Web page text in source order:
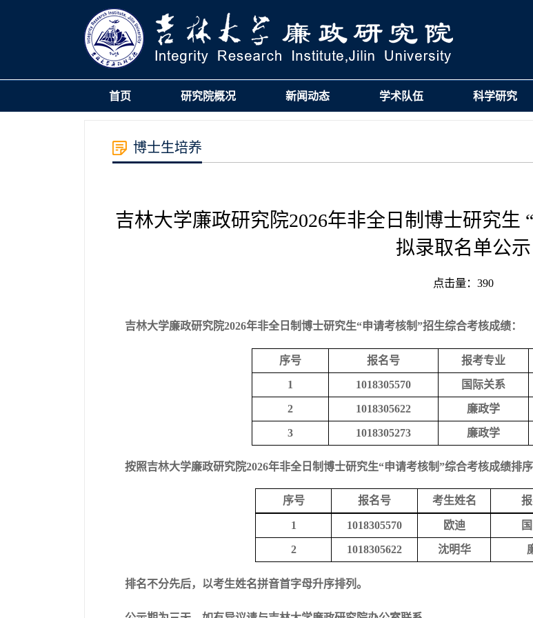
首页 研究院概况 新闻动态 学术队伍 科学研究
博士生培养
吉林大学廉政研究院2026年非全日制博士研究生
拟录取名单公示
点击量： 390
吉林大学廉政研究院2026年非全日制博士研究生“申请考核制”招生综合考核成绩：
序号 报名号 报考专业
1 1018305570 国际关系
2 1018305622 廉政学
3 1018305273 廉政学
按照吉林大学廉政研究院2026年非全日制博士研究生“申请考核制”综合考核成绩排
序号 报名号 考生姓名
1 1018305570 欧迪
2 1018305622 沈明华
排名不分先后，以考生姓名拼音首字母升序排列 。